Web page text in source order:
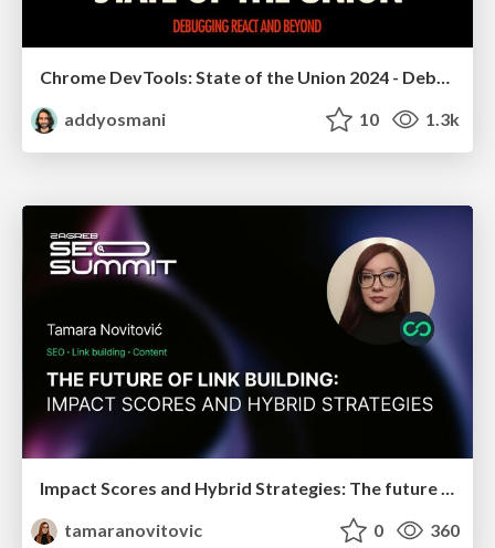
addyosmani
10 1.3k
Impact Scores and Hybrid Strategies: The future of link building
tamaranovitovic
0 360